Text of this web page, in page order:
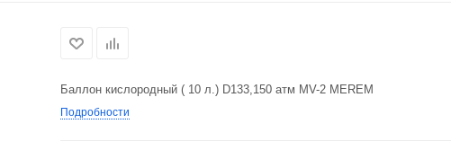
Баллон кислородный ( 10 л.) D133,150 атм MV-2 MEREM
Подробности